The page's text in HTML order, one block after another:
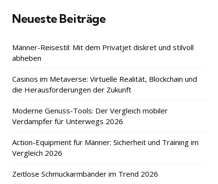
Neueste Beiträge
Männer-Reisestil: Mit dem Privatjet diskret und stilvoll
abheben
Casinos im Metaverse: Virtuelle Realität, Blockchain und
die Herausforderungen der Zukunft
Moderne Genuss-Tools: Der Vergleich mobiler
Verdampfer für Unterwegs 2026
Action-Equipment für Männer: Sicherheit und Training im
Vergleich 2026
Zeitlose Schmuckarmbänder im Trend 2026